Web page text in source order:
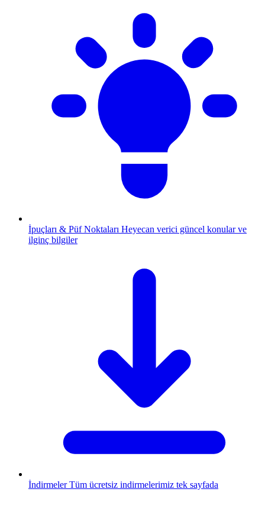
İpuçları & Püf Noktaları Heyecan verici güncel konular ve
ilginç bilgiler
İndirmeler Tüm ücretsiz indirmelerimiz tek sayfada